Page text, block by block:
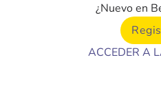
¿Nuevo en
ACCEDER A